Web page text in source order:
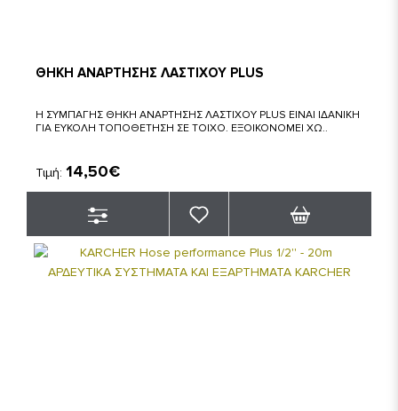
ΘΗΚΗ ΑΝΑΡΤΗΣΗΣ ΛΑΣΤΙΧΟΥ PLUS
Η ΣΥΜΠΑΓΗΣ ΘΗΚΗ ΑΝΑΡΤΗΣΗΣ ΛΑΣΤΙΧΟΥ PLUS ΕΙΝΑΙ ΙΔΑΝΙΚΗ
ΓΙΑ ΕΥΚΟΛΗ ΤΟΠΟΘΕΤΗΣΗ ΣΕ ΤΟΙΧΟ. ΕΞΟΙΚΟΝΟΜΕΙ ΧΩ..
Τιμή: 14,50€